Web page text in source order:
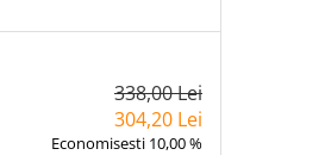
338,00 Lei
304,20 Lei
Economisesti 10,00 %